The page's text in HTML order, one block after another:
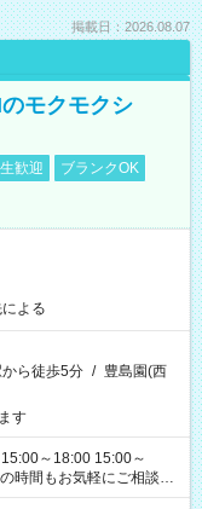
掲載日：2026.08.07
モクモクシ
歓迎
ブランクOK
よる
ら徒歩5分 / 豊島園(西
す